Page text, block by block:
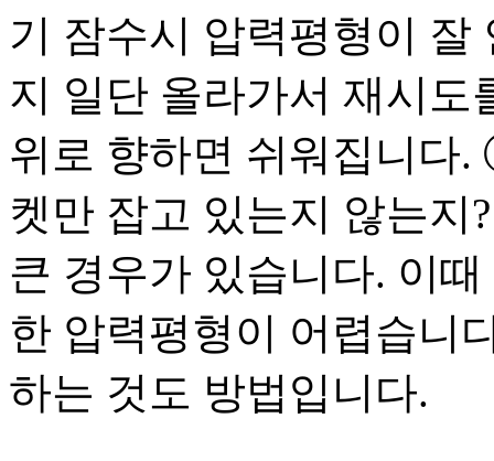
기 잠수시 압력평형이 잘
지 일단 올라가서 재시도
위로 향하면 쉬워집니다
켓만 잡고 있는지 않는지
큰 경우가 있습니다. 이
한 압력평형이 어렵습니
하는 것도 방법입니다.